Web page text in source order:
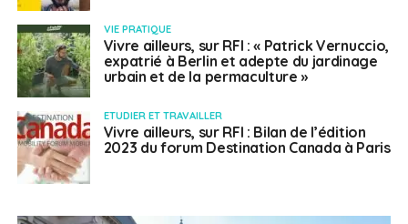
VIE PRATIQUE
Vivre ailleurs, sur RFI : « Patrick Vernuccio,
expatrié à Berlin et adepte du jardinage
urbain et de la permaculture »
ETUDIER ET TRAVAILLER
Vivre ailleurs, sur RFI : Bilan de l’édition
2023 du forum Destination Canada à Paris